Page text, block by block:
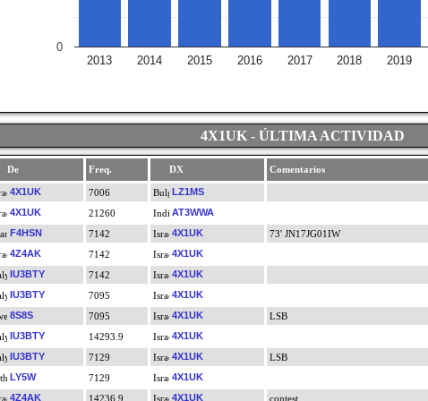
2013 2014 2015 2016 2017 2018 2019
0
4X1UK - ÚLTIMA ACTIVIDAD
Freq. DX Comentarios
4X1UK 7006 LZ1MS
4X1UK
21260 AT3WWA
F4HSN
7142 4X1UK 73' JN17JG01IW
4Z4AK
7142 4X1UK
IU3BTY
7142 4X1UK
IU3BTY
7095 4X1UK
8S8S
7095 4X1UK LSB
IU3BTY
14293.9 4X1UK
IU3BTY
7129 4X1UK LSB
LY5W
7129 4X1UK
4Z4AK
14236.9 4X1UK contest